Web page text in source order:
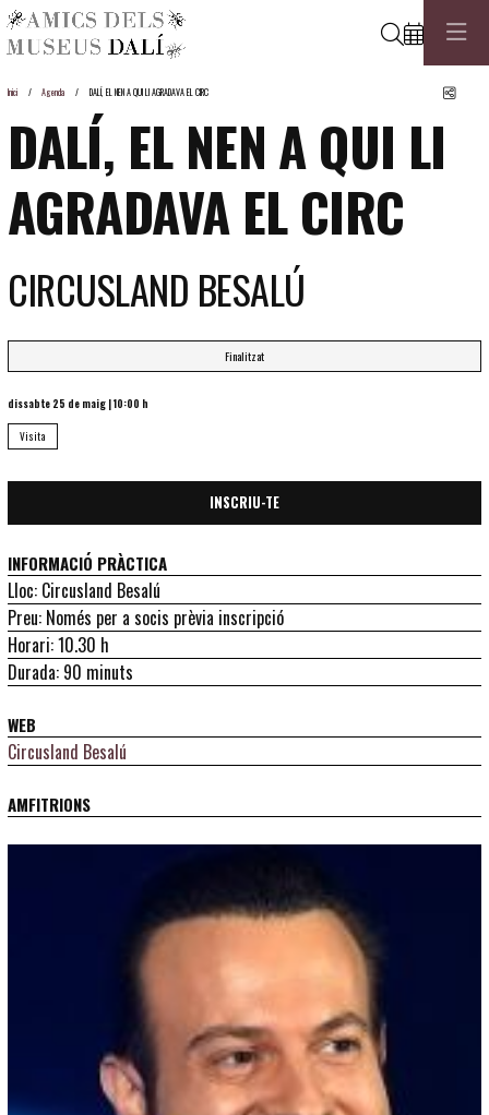
Cerca
Inici Agenda DALÍ, EL NEN A QUI LI AGRADAVA EL CIRC
DALÍ, EL NEN A QUI LI
AGRADAVA EL CIRC
CIRCUSLAND BESALÚ
Finalitzat
dissabte 25 de maig |10:00 h
Visita
INSCRIU-TE
INFORMACIÓ PRÀCTICA
Lloc: Circusland Besalú
Preu: Només per a socis prèvia inscripció
Horari: 10.30 h
Durada: 90 minuts
WEB
Circusland Besalú
AMFITRIONS